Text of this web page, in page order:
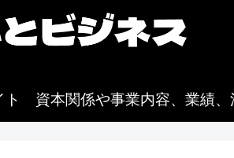
ト 資本関係や事業内容、業績、